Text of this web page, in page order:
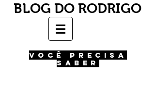
BLOG DO RODRIGO
VOCÊ PRECISA
SABER